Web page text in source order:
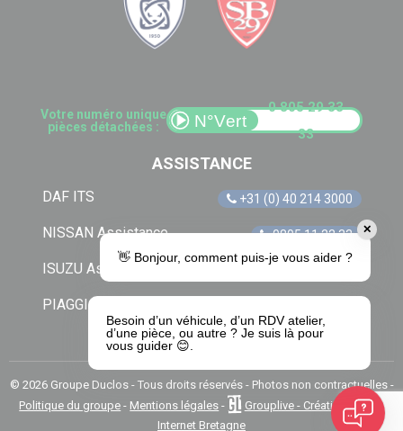
Votre numéro unique
pièces détachées :
0 805 29 33
33
ASSISTANCE
DAF ITS +31 (0) 40 214 3000
NISSAN Assistance 0805 11 22 33
ISUZU Assistance
PIAGGIO Assistance
© 2026 Groupe Duclos - Tous droits réservés - Photos non contractuelles -
Politique du groupe - Mentions légales -
Grouplive - Création de site
Internet Bretagne
✕
👋 Bonjour, comment puis-je vous aider ?
Besoin d’un véhicule, d’un RDV atelier,
d’une pièce, ou autre ? Je suis là pour
vous guider 😊.